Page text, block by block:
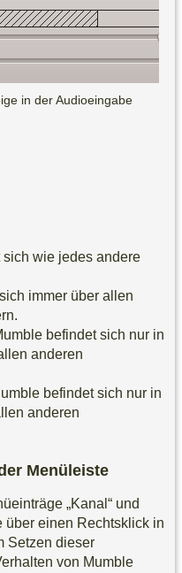
in der Audioeingabe
sich wie jedes andere
immer über allen
befindet sich nur in
anderen
befindet sich nur in
anderen
Menüleiste
„Kanal“ und
über einen Rechtsklick in
Setzen dieser
von Mumble